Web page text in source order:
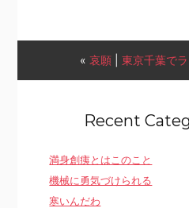
« 哀願| 東京千葉でラ
Recent
満身創痍とはこのこと
機械に勇気づけられる
寒いんだわ